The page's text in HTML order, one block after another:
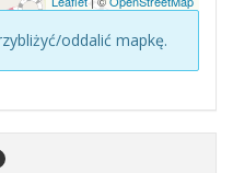
oddalić mapkę.